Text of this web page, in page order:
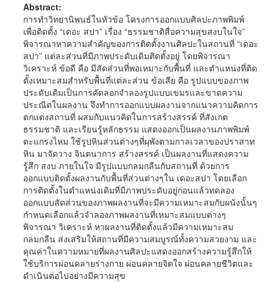
Abstract:
การทำวิทยานิพนธ์ในหัวข้อ โครงการออกแบบศิลปะภาพพิมพ์
เพื่อติดตั้ง “เดอะ สปา” เรื่อง “ธรรมชาติสื่อความสุขสงบในใจ”
พิจารณาหาความสำคัญของการติดตั้งงานศิลปะในสถานที่ “เดอะ
สปา” แต่ละส่วนที่มีภาพประดับเดิมติดตั้งอยู่ โดยพิจารณา
วิเคราะห์ ข้อดี คือ มีสัดส่วนที่พอเหมาะกับพื้นที่ และตำแหน่งที่ติด
ตั้งเหมาะสมสำหรับพื้นที่แต่ละส่วน ข้อเสีย คือ รูปแบบของภาพ
ประดับเดิมเป็นการคัดลอกจำลองรูปแบบเขมรและขาดความ
ประณีตในผลงาน จึงทำการออกแบบผลงานจากแนวความคิดการ
ตกแต่งสถานที่ ผสมกับแนวคิดในการสร้างสรรค์ ที่สังเกต
ธรรมชาติ และเรียนรู้หลักธรรม แสดงออกเป็นผลงานภาพพิมพ์
ตะแกรงไหม ใช้รูปหินส่วนต่างๆที่ผุพังตามกาลเวลาของปราสาท
หิน มาจัดวาง จินตนาการ สร้างสรรค์ เป็นผลงานที่แสดงความ
รู้สึก สงบ ภายในใจ มีรูปแบบกลมกลืนกับสถานที่ ด้วยการ
ออกแบบติดตั้งผลงานกับพื้นที่ส่วนต่างๆใน เดอะสปา โดยเลือก
การติดตั้งในตำแหน่งเดิมที่มีภาพประดับอยู่ก่อนแล้วทดลอง
ออกแบบสัดส่วนของภาพผลงานที่จะมีความเหมาะสมกับผนังนั้นๆ
กำหนดเลือกแล้วจำลองภาพผลงานที่เหมาะสมแบบต่างๆ
พิจารณา วิเคราะห์ หาผลงานที่ติดตั้งแล้วมีความเหมาะสม
กลมกลืน ส่งเสริมให้สถานที่มีความสมบูรณ์ทั้งความสวยงาม และ
คุณค่าในความหมายที่ผลงานศิลปะแสดงออกสร้างความรู้สึกให้
ใช้บริการผ่อนคลายร่างกาย ผ่อนคลายจิตใจ ผ่อนคลายชีวิตและ
ดำเนินต่อไปอย่างมีความสุข